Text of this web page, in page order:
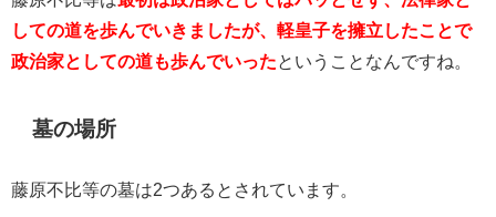
しての道を歩んでいきましたが、軽皇子を擁立したことで
政治家としての道も歩んでいったということなんですね。
墓の場所
藤原不比等の墓は2つあるとされています。